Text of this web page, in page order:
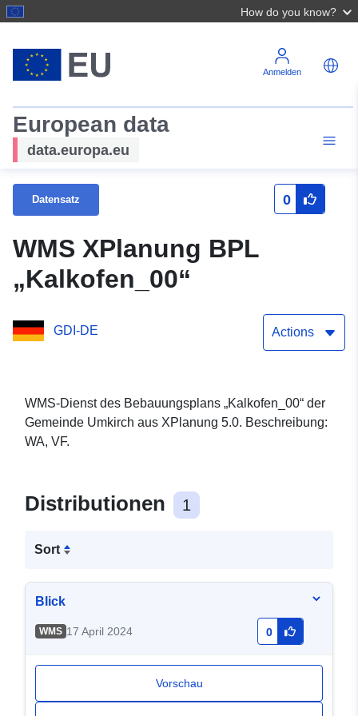
How do you know?
Anmelden
European data
data.europa.eu
Datensatz 0
WMS XPlanung BPL
„Kalkofen_00“
GDI-DE Actions
WMS-Dienst des Bebauungsplans „Kalkofen_00“ der
Gemeinde Umkirch aus XPlanung 5.0. Beschreibung:
WA, VF.
Distributionen 1
Sort
Blick
WMS 17 April 2024 0
Vorschau